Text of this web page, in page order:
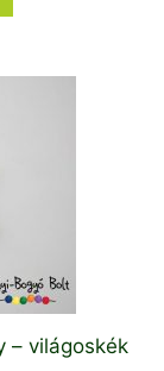
– világoskék